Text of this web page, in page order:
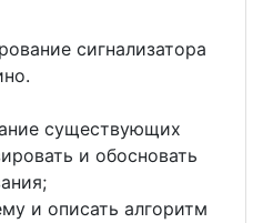
сигнализатора
существующих
и обосновать
и описать алгоритм